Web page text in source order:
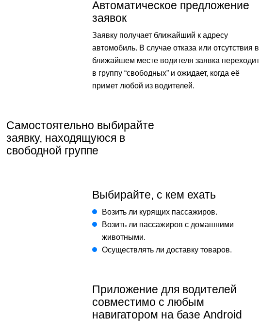
Автоматическое предложение
заявок
Заявку получает ближайший к адресу
автомобиль. В случае отказа или отсутствия в
ближайшем месте водителя заявка переходит
в группу “свободных” и ожидает, когда её
примет любой из водителей.
Самостоятельно выбирайте
заявку, находящуюся в
свободной группе
Выбирайте, с кем ехать
Возить ли курящих пассажиров.
Возить ли пассажиров с домашними
животными.
Осуществлять ли доставку товаров.
Приложение для водителей
совместимо с любым
навигатором на базе Android